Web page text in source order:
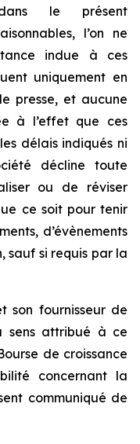
dans le présent
l’on ne
indue à ces
uniquement en
presse, et aucune
à l’effet que ces
délais indiqués ni
décline toute
ou de réviser
ce soit pour tenir
d’évènements
sauf si requis par la
son fournisseur de
sens attribué à ce
de croissance
concernant la
communiqué de